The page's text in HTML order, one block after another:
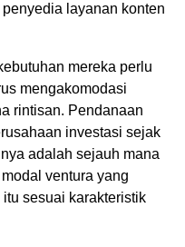
layanan konten
mereka perlu
mengakomodasi
rintisan. Pendanaan
investasi sejak
adalah sejauh mana
ventura yang
sesuai karakteristik